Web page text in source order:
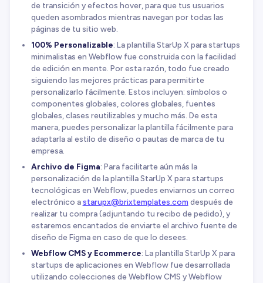
de transición y efectos hover, para que tus usuarios
queden asombrados mientras navegan por todas las
páginas de tu sitio web.
100% Personalizable: La plantilla StarUp X para startups
minimalistas en Webflow fue construida con la facilidad
de edición en mente. Por esta razón, todo fue creado
siguiendo las mejores prácticas para permitirte
personalizarlo fácilmente. Estos incluyen: símbolos o
componentes globales, colores globales, fuentes
globales, clases reutilizables y mucho más. De esta
manera, puedes personalizar la plantilla fácilmente para
adaptarla al estilo de diseño o pautas de marca de tu
empresa.
Archivo de Figma: Para facilitarte aún más la
personalización de la plantilla StarUp X para startups
tecnológicas en Webflow, puedes enviarnos un correo
electrónico astarupx@brixtemplates.com después de
realizar tu compra (adjuntando tu recibo de pedido), y
estaremos encantados de enviarte el archivo fuente de
diseño de Figma en caso de que lo desees.
Webflow CMS y Ecommerce: La plantilla StarUp X para
startups de aplicaciones en Webflow fue desarrollada
utilizando colecciones de Webflow CMS y Webflow